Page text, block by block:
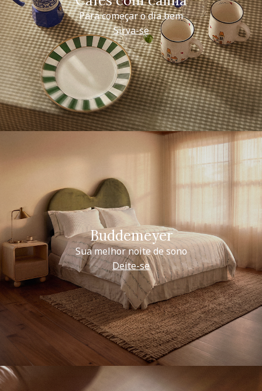
Para começar o dia bem
Sirva-se
Buddemeyer
Sua melhor noite de sono
Deite-se